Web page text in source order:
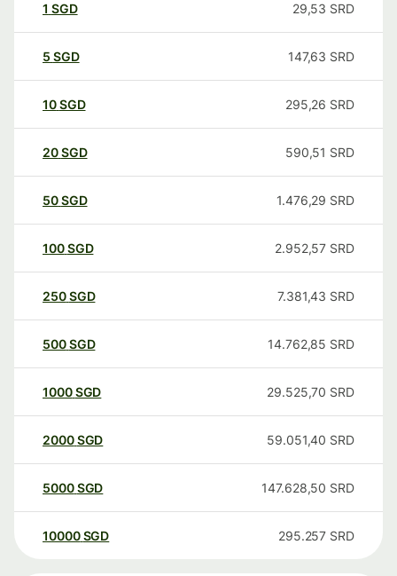
1 SGD 29,53 SRD
5 SGD 147,63 SRD
10SGD 295,26 SRD
20SGD 590,51 SRD
50SGD 1.476,29 SRD
100SGD 2.952,57 SRD
250SGD 7.381,43 SRD
500SGD 14.762,85 SRD
1000SGD 29.525,70 SRD
2000SGD 59.051,40 SRD
5000SGD 147.628,50 SRD
10000 SGD 295.257 SRD